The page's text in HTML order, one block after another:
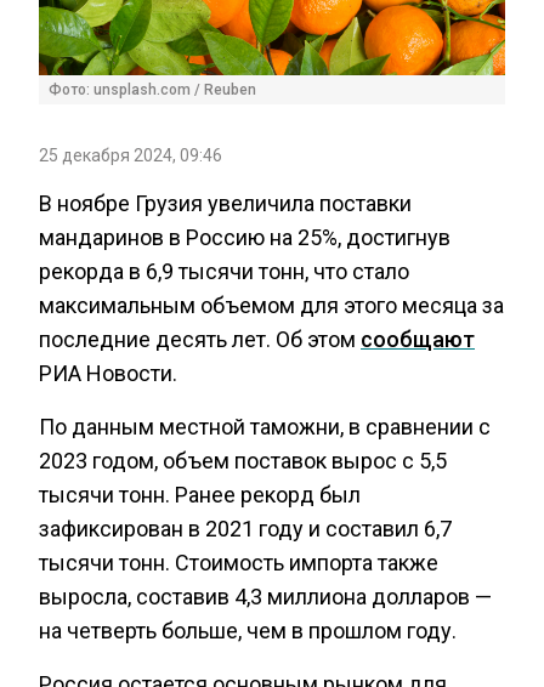
Фото: unsplash.com / Reuben
25 декабря 2024, 09:46
В ноябре Грузия увеличила поставки
мандаринов в Россию на 25%, достигнув
рекорда в 6,9 тысячи тонн, что стало
максимальным объемом для этого месяца за
последние десять лет. Об этом сообщают
РИА Новости.
По данным местной таможни, в сравнении с
2023 годом, объем поставок вырос с 5,5
тысячи тонн. Ранее рекорд был
зафиксирован в 2021 году и составил 6,7
тысячи тонн. Стоимость импорта также
выросла, составив 4,3 миллиона долларов —
на четверть больше, чем в прошлом году.